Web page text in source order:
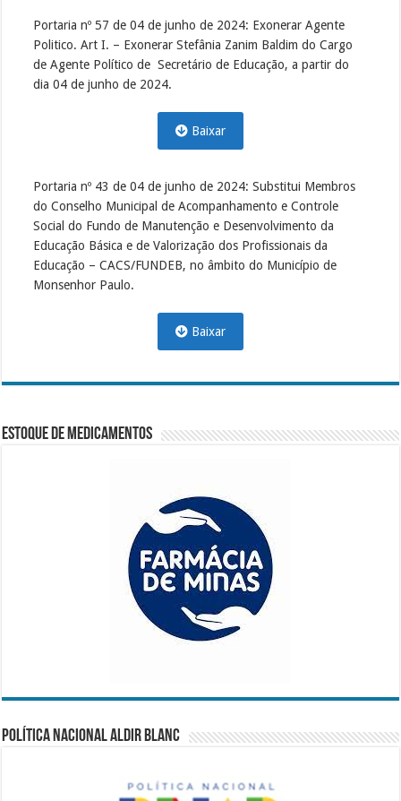
Portaria nº 57 de 04 de junho de 2024: Exonerar Agente
Politico. Art I. – Exonerar Stefânia Zanim Baldim do Cargo
de Agente Político de Secretário de Educação, a partir do
dia 04 de junho de 2024.
Baixar
Portaria nº 43 de 04 de junho de 2024: Substitui Membros
do Conselho Municipal de Acompanhamento e Controle
Social do Fundo de Manutenção e Desenvolvimento da
Educação Básica e de Valorização dos Profissionais da
Educação – CACS/FUNDEB, no âmbito do Município de
Monsenhor Paulo.
Baixar
Estoque de Medicamentos
Política Nacional Aldir Blanc